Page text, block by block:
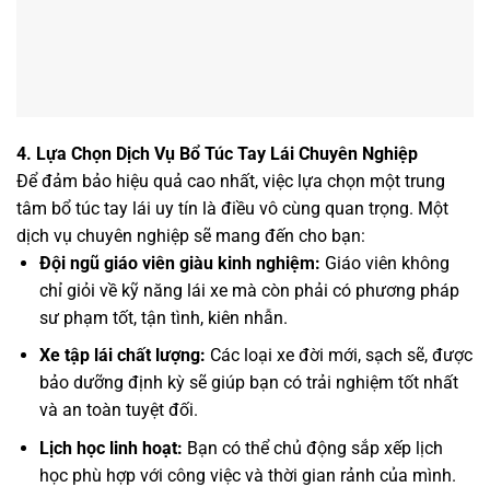
4. Lựa Chọn Dịch Vụ Bổ Túc Tay Lái Chuyên Nghiệp
Để đảm bảo hiệu quả cao nhất, việc lựa chọn một trung
tâm bổ túc tay lái uy tín là điều vô cùng quan trọng. Một
dịch vụ chuyên nghiệp sẽ mang đến cho bạn:
Đội ngũ giáo viên giàu kinh nghiệm: Giáo viên không
chỉ giỏi về kỹ năng lái xe mà còn phải có phương pháp
sư phạm tốt, tận tình, kiên nhẫn.
Xe tập lái chất lượng: Các loại xe đời mới, sạch sẽ, được
bảo dưỡng định kỳ sẽ giúp bạn có trải nghiệm tốt nhất
và an toàn tuyệt đối.
Lịch học linh hoạt: Bạn có thể chủ động sắp xếp lịch
học phù hợp với công việc và thời gian rảnh của mình.